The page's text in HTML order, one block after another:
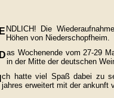
E NDLICH! Die
Höhen von Niederschopfheim.
Das Wochenende vom 27-29
in der Mitte der deutschen
ch hatte viel Spaß dabei zu
jahres erweitert mit der ankunft